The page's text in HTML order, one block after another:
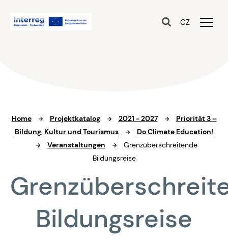
CZ
Home Projektkatalog 2021 - 2027
Priorität 3 –
Bildung, Kultur und Tourismus
Do Climate Education!
Veranstaltungen
Grenzüberschreitende
Bildungsreise
Bildungsreise